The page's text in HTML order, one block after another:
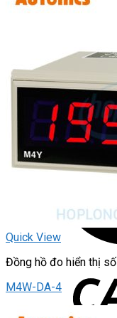
Quick View
Đồng hồ đo hiển thị số
M4W-DA-4